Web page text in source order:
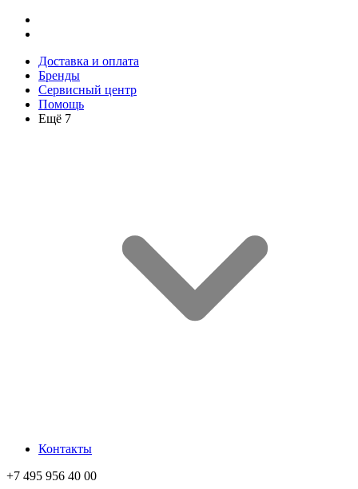
Доставка и оплата
Бренды
Сервисный центр
Помощь
Ещё 7
Контакты
+7 495 956 40 00